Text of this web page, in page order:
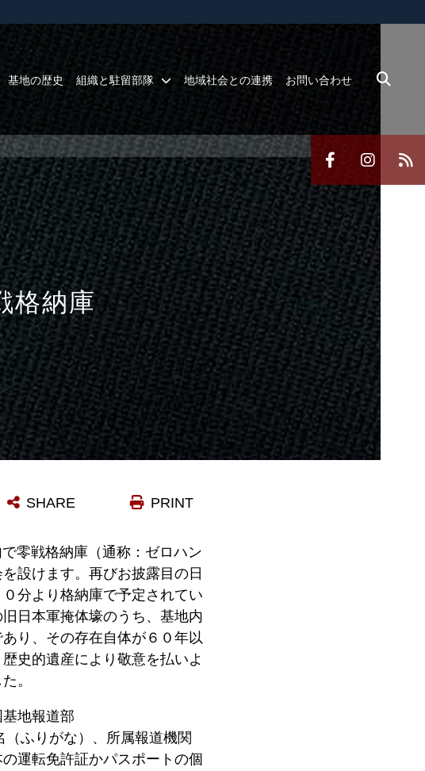
websites use HTTPS
https://
information only on official, secure websites.
基地の歴史 組織と駐留部隊 地域社会との連携 お問い合わせ
格納庫
PRINT
SHARE
零戦格納庫（通称：ゼロハン
設けます。再びお披露目の日
分より格納庫で予定されてい
日本軍掩体壕のうち、基地内
り、その存在自体が６０年以
史的遺産により敬意を払いよ
。
地報道部
ふりがな）、所属報道機関
運転免許証かパスポートの個